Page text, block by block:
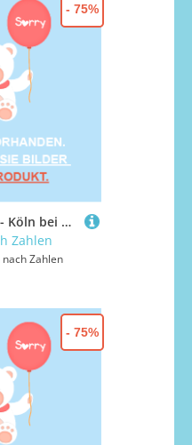
Malen nach Zahlen - Köln bei Sonnenuntergang, mit Rahmen
Zahlen
nach Zahlen
- 75%
- 75%